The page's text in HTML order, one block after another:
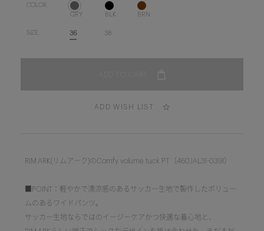
COLOR.
GRY BLK BRN
SIZE. 36 38
ADD WISH LIST
RIM.ARK(リムアーク)のComfy volume tuck PT（460JAL31-0391）
■POINT：軽やかで清涼感のあるサッカー生地で製作したボリュー
ムのあるワイドパンツ。
サッカー生地ならではのイージーケアかつ快適な着心地と、